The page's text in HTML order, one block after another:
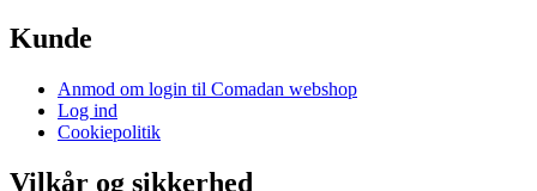
Kunde
Main
Menu
Anmod om login til Comadan webshop
Log ind
Cookiepolitik
Vilkår og sikkerhed